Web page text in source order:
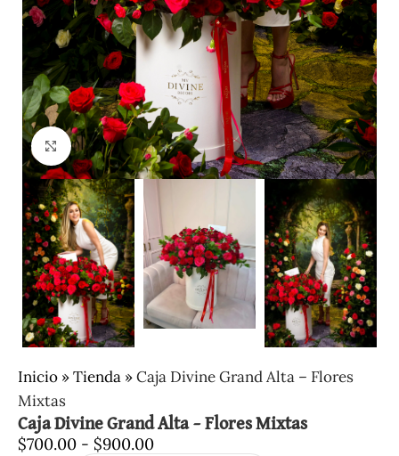
Clic para ampliar
Inicio »Tienda »Caja Divine Grand Alta – Flores
Mixtas
Caja Divine Grand Alta – Flores Mixtas
$700.00 - $900.00